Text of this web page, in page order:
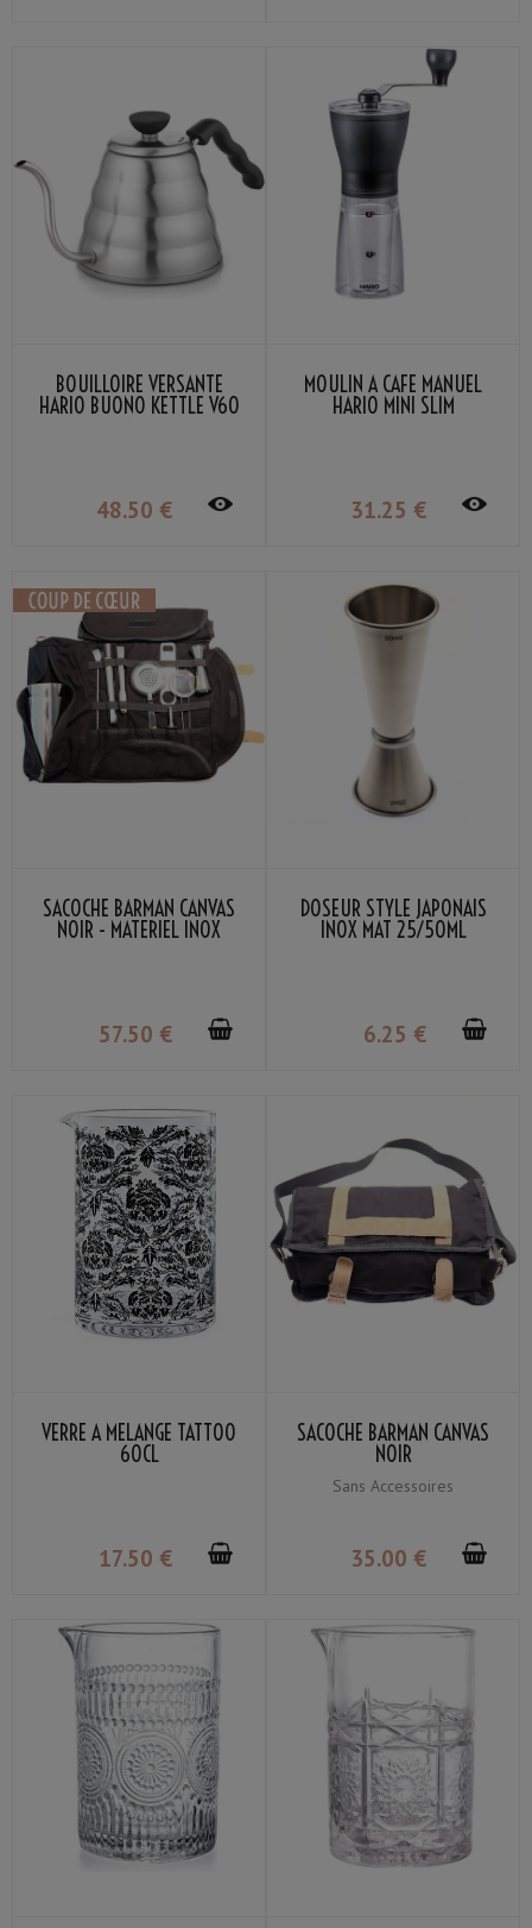
BOUILLOIRE VERSANTE
HARIO BUONO KETTLE V60
48.50 €
MOULIN À CAFÉ MANUEL
HARIO MINI SLIM
31.25 €
SACOCHE BARMAN CANVAS
NOIR - MATERIEL INOX
57.50 €
DOSEUR STYLE JAPONAIS
INOX MAT 25/50ML
6.25 €
VERRE À MÉLANGE TATTOO
60CL
17.50 €
SACOCHE BARMAN CANVAS
NOIR
Sans Accessoires
35.00 €